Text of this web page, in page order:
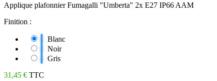
Applique plafonnier Fumagalli "Umberta" 2x E27 IP66 AAM
Finition :
Blanc
Noir
Gris
31,45 € TTC